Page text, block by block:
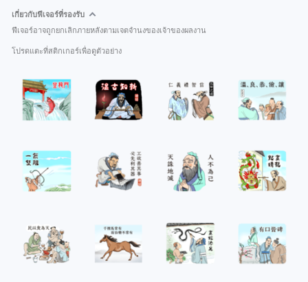
เกี่ยวกับฟีเจอร์ที่รองรับ
ฟีเจอร์อาจถูกยกเลิกภายหลังตามเจตจำนงของเจ้าของผลงาน
โปรดแตะที่สติกเกอร์เพื่อดูตัวอย่าง